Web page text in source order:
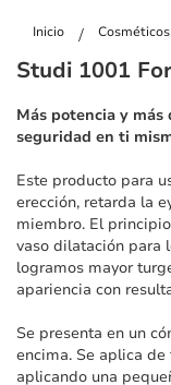
Inicio Cosméticos
final
la
de
imágenes
de
galería
de
Studi 1001
Más potencia y
seguridad en ti
Este producto para
erección, retarda la
miembro. El
vaso dilatación para
logramos mayor
apariencia con
Se presenta en un
encima. Se aplica
aplicando una